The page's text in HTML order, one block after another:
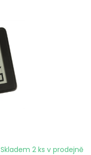
Skladem 2 ks v prodejně